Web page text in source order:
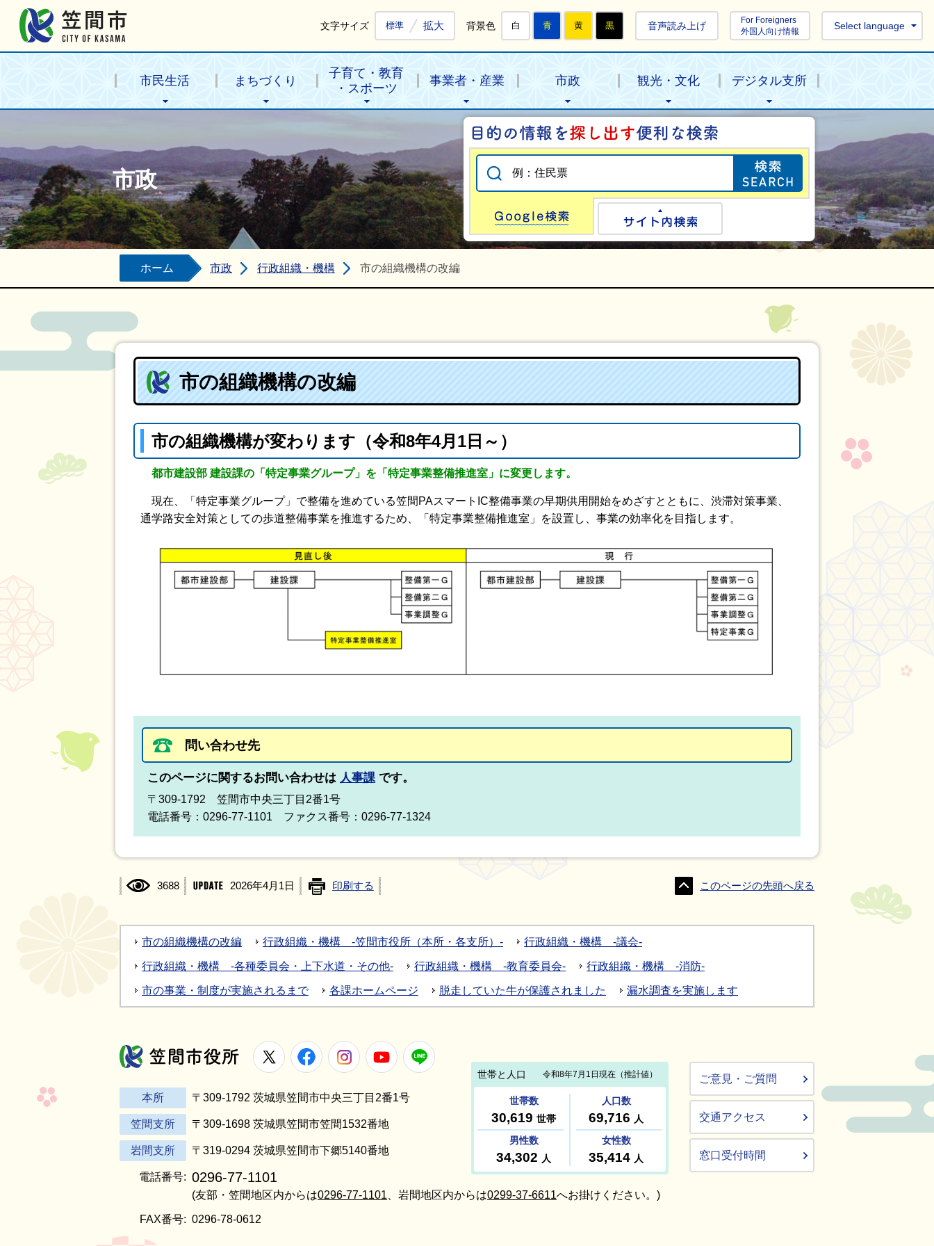
文字サイズ 標準 拡大 背景色 白 青 黄 黒 音声読み上げ
For Foreigners
外国人向け情報
Select language
市民生活 まちづくり
子育て・教育
・スポーツ
事業者・産業 市政 観光・文化 デジタル支所
市政
目的の情報を探
Google検索
ホーム 市政 行政組織・機構 市の組織機構の改編
市の組織機構の改編
市の組織機構が変わります（令和8年4月1日～）
都市建設部 建設課の「特定事業グループ」を「特定事業整備推進室」に変更します。
現在、「特定事業グループ」で整備を進めている笠間PAスマートIC整備事業の早期供用開始をめざすとともに、渋滞対策事業、
通学路安全対策としての歩道整備事業を推進するため、「特定事業整備推進室」を設置し、事業の効率化を目指します。
問い合わせ先
このページに関するお問い合わせは 人事課 です。
〒309-1792 笠間市中央三丁目2番1号
電話番号：0296-77-1101 ファクス番号：0296-77-1324
3688 2026年4月1日 印刷する このページの先頭へ戻る
市の組織機構の改編 行政組織・機構 -笠間市役所（本所・各支所）- 行政組織・機構 -議会-
行政組織・機構 -各種委員会・上下水道・その他- 行政組織・機構 -教育委員会- 行政組織・機構 -消防-
市の事業・制度が実施されるまで 各課ホームページ 脱走していた牛が保護されました 漏水調査を実施します
笠間市役所
X FacebookInstagramYoutube
本所 〒309-1792 茨城県笠間市中央三丁目2番1号
笠間支所 〒309-1698 茨城県笠間市笠間1532番地
岩間支所 〒319-0294 茨城県笠間市下郷5140番地
電話番号: 0296-77-1101
(友部・笠間地区内からは0296-77-1101 、岩間地区内からは0299-37-6611へお掛けください。)
FAX番号: 0296-78-0612
ご意見・ご質問
交通アクセス
窓口受付時間